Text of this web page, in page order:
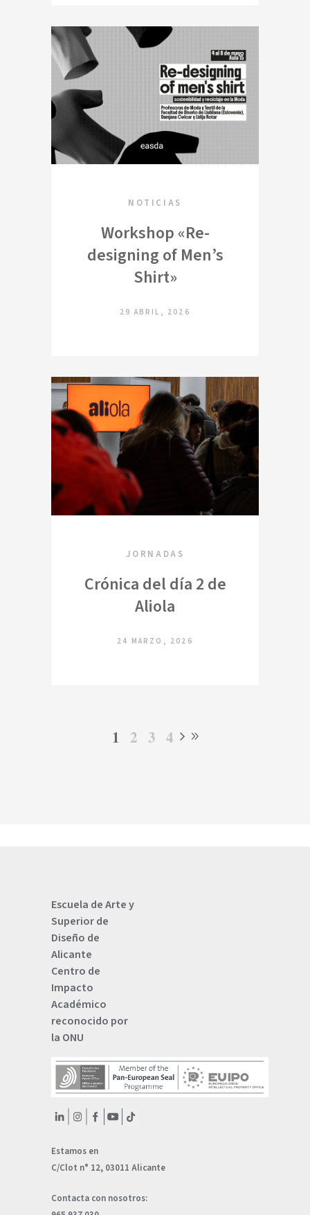
NOTICIAS
Workshop «Re-
designing of Men’s
Shirt»
29 ABRIL, 2026
JORNADAS
Crónica del día 2 de
Aliola
24 MARZO, 2026
1 2 3 4
Escuela de Arte y
Superior de
Diseño de
Alicante
Centro de
Impacto
Académico
reconocido por
la ONU
Estamos en
C/Clot n° 12, 03011 Alicante
Contacta con nosotros: